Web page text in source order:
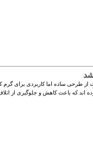
طرحی ساده اما کاربردی برای گرم
اند که باعث کاهش و جلوگیری از